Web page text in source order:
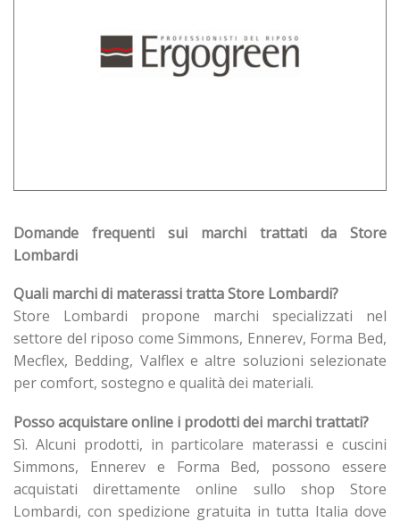
Domande frequenti sui marchi trattati da Store
Lombardi
Quali marchi di materassi tratta Store Lombardi?
Store Lombardi propone marchi specializzati nel
settore del riposo come Simmons, Ennerev, Forma Bed,
Mecflex, Bedding, Valflex e altre soluzioni selezionate
per comfort, sostegno e qualità dei materiali.
Posso acquistare online i prodotti dei marchi trattati?
Sì. Alcuni prodotti, in particolare materassi e cuscini
Simmons, Ennerev e Forma Bed, possono essere
acquistati direttamente online sullo shop Store
Lombardi, con spedizione gratuita in tutta Italia dove